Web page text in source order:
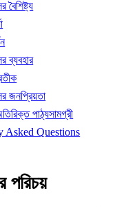
বৈশিষ্ট্য
ব্যবহার
জনপ্রিয়তা
পাঠ্যসামগ্রী
Asked Questions
পরিচয়